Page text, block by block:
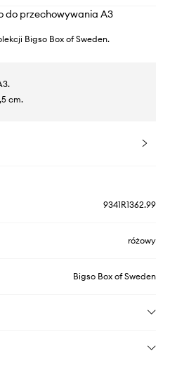
do przechowywania A3
Bigso Box of Sweden.
cm.
9341R1362.99
różowy
Bigso Box of Sweden